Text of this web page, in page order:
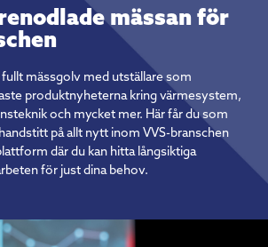
mässan för
mässgolv med utställare som
produktnyheterna kring värmesystem,
och mycket mer. Här får du som
på allt nytt inom VVS-branschen
där du kan hitta långsiktiga
för just dina behov.